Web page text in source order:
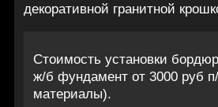
декоративной гранитной
Стоимость установки
ж/б фундамент от 3000 руб
материалы).